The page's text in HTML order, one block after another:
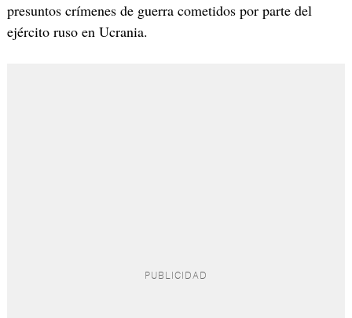
presuntos crímenes de guerra cometidos por parte del
ejército ruso en Ucrania.